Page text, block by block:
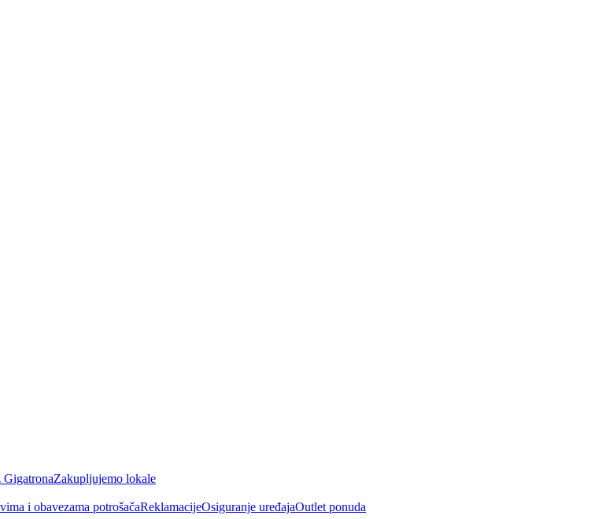
Zakupljujemo lokale
i obavezama potrošačaReklamacijeOsiguranje uređajaOutlet ponuda